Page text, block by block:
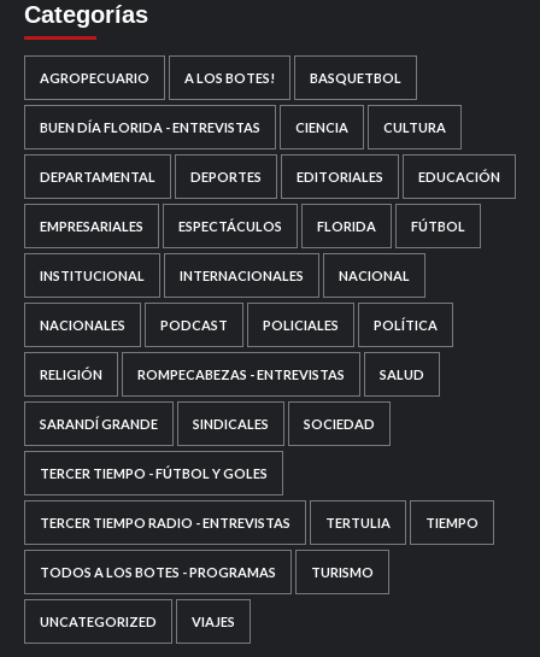
Categorías
AGROPECUARIO A LOS BOTES! BASQUETBOL
BUEN DÍA FLORIDA - ENTREVISTAS CIENCIA CULTURA
DEPARTAMENTAL DEPORTES EDITORIALES EDUCACIÓN
EMPRESARIALES ESPECTÁCULOS FLORIDA FÚTBOL
INSTITUCIONAL INTERNACIONALES NACIONAL
NACIONALES PODCAST POLICIALES POLÍTICA
RELIGIÓN ROMPECABEZAS - ENTREVISTAS SALUD
SARANDÍ GRANDE SINDICALES SOCIEDAD
TERCER TIEMPO - FÚTBOL Y GOLES
TERCER TIEMPO RADIO - ENTREVISTAS TERTULIA TIEMPO
TODOS A LOS BOTES - PROGRAMAS TURISMO
UNCATEGORIZED VIAJES